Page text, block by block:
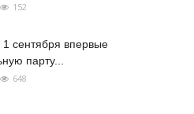
152
1 сентября впервые
парту...
648